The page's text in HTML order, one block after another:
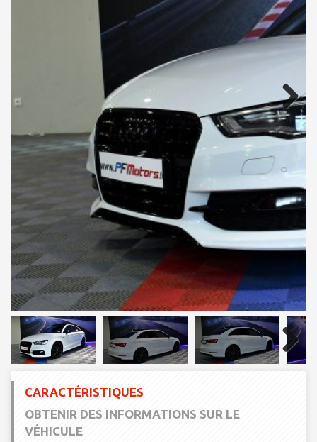
Next
Next
CARACTÉRISTIQUES
OBTENIR DES INFORMATIONS SUR LE
VÉHICULE